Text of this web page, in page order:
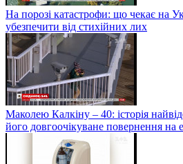
На порозі катастрофи: що чекає на
убезпечити від стихійних лих
Маколею Калкіну – 40: історія
його довгоочікуване повернення на